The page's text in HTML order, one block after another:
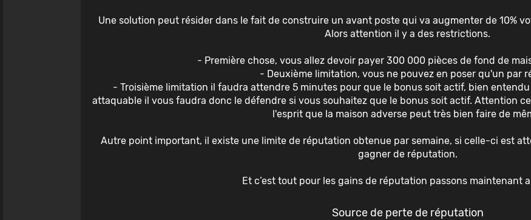
Une solution peut résider dans le fait de construire un avant poste qui va augmenter de 10%
Alors attention il y a des restrictions.
- Première chose, vous allez devoir payer 300 000 pièces de fond de
- Deuxième limitation, vous ne pouvez en poser qu'un par
- Troisième limitation il faudra attendre 5 minutes pour que le bonus soit actif, bien
attaquable il vous faudra donc le défendre si vous souhaitez que le bonus soit actif. Attention
l'esprit que la maison adverse peut très bien faire de
Autre point important, il existe une limite de réputation obtenue par semaine, si celle-ci est
gagner de réputation.
Et c’est tout pour les gains de réputation passons maintenant
Source de perte de réputation